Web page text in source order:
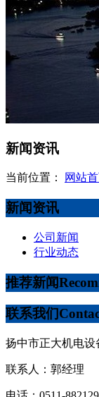
新闻资讯
当前位置： 网站
新闻资讯
公司新闻
行业动态
推荐新闻
联系我们
扬中市正大机电设
联系人：郭经理